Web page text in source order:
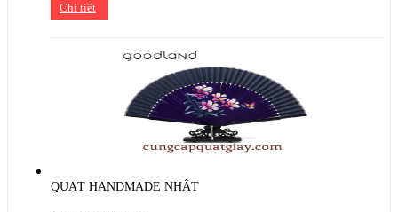
Chi tiết
QUẠT HANDMADE NHẬT